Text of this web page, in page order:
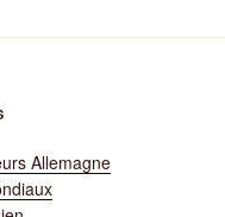
Allemagne